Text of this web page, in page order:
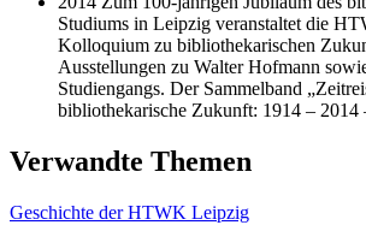
Studiums in Leipzig veranstaltet die
Kolloquium zu bibliothekarischen
Ausstellungen zu Walter Hofmann
Studiengangs. Der Sammelband
bibliothekarische Zukunft: 1914 – 2014
Verwandte Themen
Geschichte der HTWK Leipzig